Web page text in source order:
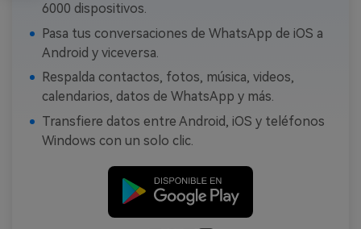
6000 dispositivos.
Pasa tus conversaciones de WhatsApp de iOS a
Android y viceversa.
Respalda contactos, fotos, música, videos,
calendarios, datos de WhatsApp y más.
Transfiere datos entre Android, iOS y teléfonos
Windows con un solo clic.